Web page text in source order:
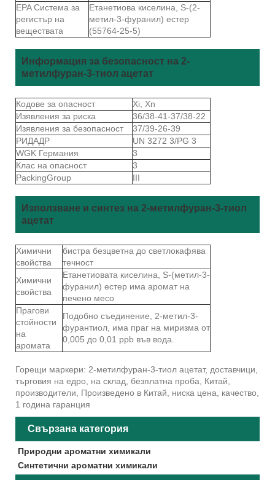
EPA Система за
регистър на
веществата
Етанетиова киселина, S-(2-
метил-3-фуранил) естер
(55764-25-5)
Информация за безопасност на 2-
метилфуран-3-тиол ацетат
Кодове за опасност
Xi, Xn
Изявления за риска
36/38-41-37/38-22
Изявления за безопасност
37/39-26-39
РИДАДР
UN 3272 3/PG 3
WGK Германия
3
Клас на опасност
3
PackingGroup
III
Използване и синтез на 2-метилфуран-3-тиол
ацетат
Химични
свойства
бистра безцветна до светлокафява
течност
Химични
свойства
Етанетиовата киселина, S-(метил-3-
фуранил) естер има аромат на
печено месо
Прагови
стойности
на
аромата
Подобно съединение, 2-метил-3-
фурантиол, има праг на миризма от
0,005 до 0,01 ppb във вода.
Горещи маркери: 2-метилфуран-3-тиол ацетат, доставчици,
търговия на едро, на склад, безплатна проба, Китай,
производители, Произведено в Китай, ниска цена, качество,
1 година гаранция
Свързана категория
Природни ароматни химикали
Синтетични ароматни химикали